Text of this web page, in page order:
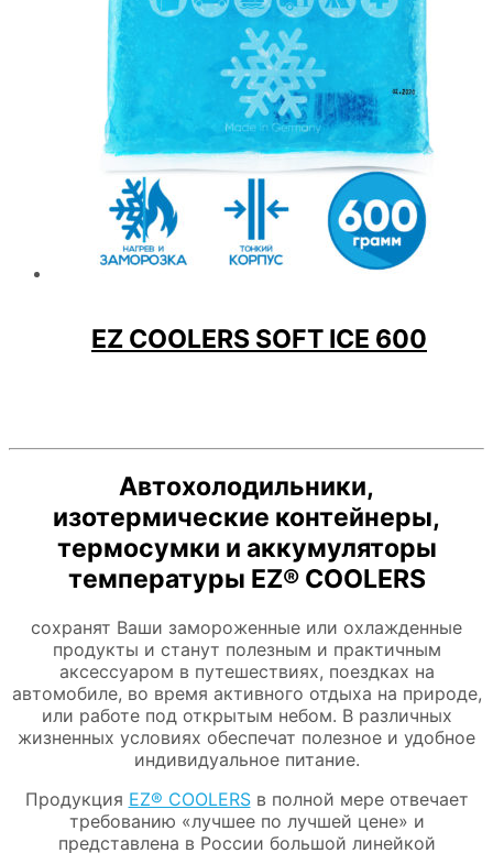
EZ COOLERS SOFT ICE 600
Автохолодильники,
изотермические контейнеры,
термосумки и аккумуляторы
температуры EZ® COOLERS
сохранят Ваши замороженные или охлажденные
продукты и станут полезным и практичным
аксессуаром в путешествиях, поездках на
автомобиле, во время активного отдыха на природе,
или работе под открытым небом. В различных
жизненных условиях обеспечат полезное и удобное
индивидуальное питание.
Продукция EZ® COOLERSв полной мере отвечает
требованию «лучшее по лучшей цене» и
представлена в России большой линейкой